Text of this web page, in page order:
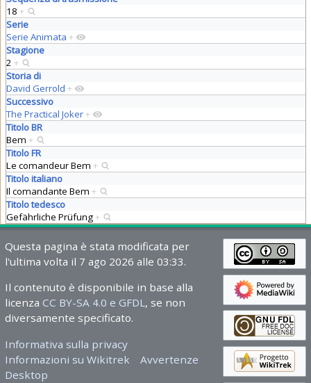
18 +
Serie
Serie Animata +
Stagione
2 +
Storia di
David Gerrold +
Successivo
The Practical Joker+
Titolo BR
Bem +
Titolo FR
Le comandeur Bem +
Titolo italiano
Il comandante Bem +
Titolo tedesco
Gefährliche Prüfung+
Questa pagina è stata modificata per
l'ultima volta il 7 ago 2026 alle 03:33.
Il contenuto è disponibile in base alla
licenza CC BY-SA 4.0 e GFDL, se non
diversamente specificato.
Informativa sulla privacy
Informazioni su Wikitrek
Avvertenze
Desktop